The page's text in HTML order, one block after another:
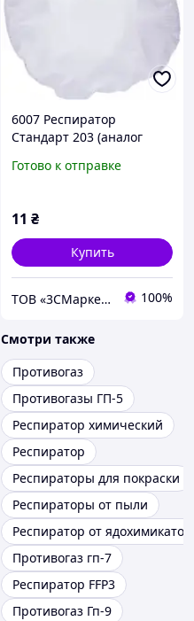
6007 Респиратор
Стандарт 203 (аналог
Готово к отправке
11 ₴
Купить
ТОВ «3СМаркет» 100%
Смотри также
Противогаз
Противогазы ГП-5
Респиратор химический
Респиратор
Респираторы для покраски
Респираторы от пыли
Респиратор от ядохимикатов
Противогаз гп-7
Респиратор FFP3
Противогаз Гп-9